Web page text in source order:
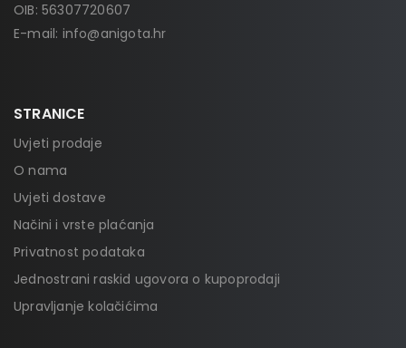
OIB: 56307720607
E-mail: info@anigota.hr
STRANICE
Uvjeti prodaje
O nama
Uvjeti dostave
Načini i vrste plaćanja
Privatnost podataka
Jednostrani raskid ugovora o kupoprodaji
Upravljanje kolačićima